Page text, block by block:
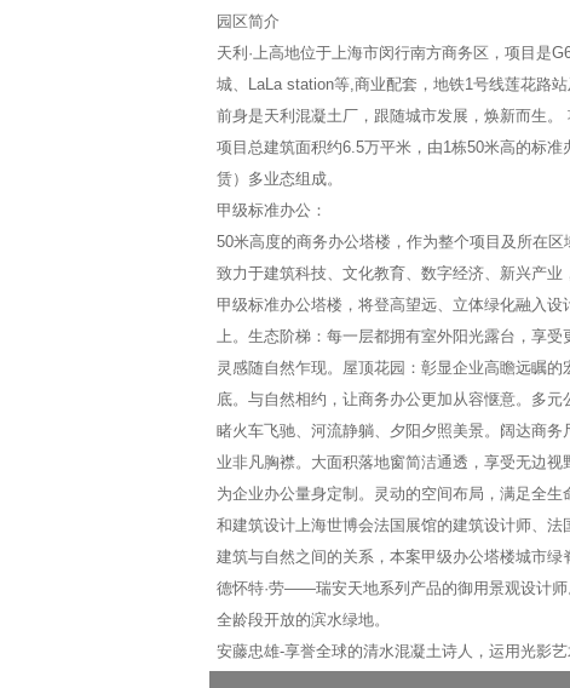
园区简介
天利·上高地位于上海市闵行南方商务区，项目是
城、LaLa station等,商业配套，地铁1号线莲花路
前身是天利混凝土厂，跟随城市发展，焕新而生。
项目总建筑面积约6.5万平米，由1栋50米高的标
赁）多业态组成。
甲级标准办公：
50米高度的商务办公塔楼，作为整个项目及所在
致力于建筑科技、文化教育、数字经济、新兴产
甲级标准办公塔楼，将登高望远、立体绿化融入
上。生态阶梯：每一层都拥有室外阳光露台，享
灵感随自然乍现。屋顶花园：彰显企业高瞻远瞩
底。与自然相约，让商务办公更加从容惬意。多
睹火车飞驰、河流静躺、夕阳夕照美景。阔达商
业非凡胸襟。大面积落地窗简洁通透，享受无边
为企业办公量身定制。灵动的空间布局，满足全
和建筑设计上海世博会法国展馆的建筑设计师、
建筑与自然之间的关系，本案甲级办公塔楼城市
德怀特·劳——瑞安天地系列产品的御用景观设计
全龄段开放的滨水绿地。
安藤忠雄-享誉全球的清水混凝土诗人，运用光影